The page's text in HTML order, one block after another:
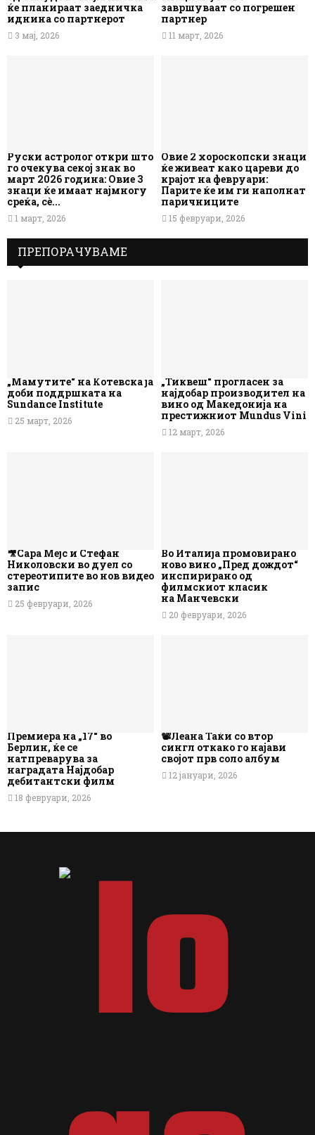
ќе планираат заедничка
иднина со партнерот
3 мај, 2026
завршуваат со погрешен
партнер
11 март, 2026
Руски астролог откри што
го очекува секој знак во
март 2026 година: Овие 3
знаци ќе имаат најмногу
среќа, сè...
1 март, 2026
Овие 2 хороскопски знаци
ќе живеат како цареви до
крајот на февруари:
Парите ќе им ги наполнат
паричниците
15 февруари, 2026
ПРЕПОРАЧУВАМЕ
„Мамутите“ на Котевска ја
доби поддршката на
Sundance Institute
25 март, 2026
„Тиквеш“ прогласен за
најдобар производител на
вино од Македонија на
престижниот Mundus Vini
12 март, 2026
🎥Сара Мејс и Стефан
Николовски во дуел со
стереотипите во нов видео
запис
25 февруари, 2026
Во Италија промовирано
ново вино „Пред дождот“
инспирирано од
филмскиот класик
на Манчевски
20 февруари, 2026
Премиера на „17“ во
Берлин, ќе се
натпреварува за
наградата Најдобар
дебитантски филм
18 февруари, 2026
📽️Леана Таќи со втор
сингл откако го најави
својот прв соло албум
12 јануари, 2026